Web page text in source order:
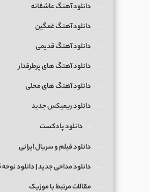
دانلود آهنگ عاشقانه
دانلود آهنگ غمگین
دانلود آهنگ قدیمی
دانلود آهنگ های پرطرفدار
دانلود آهنگ های محلی
دانلود ریمیکس جدید
دانلود پادکست
دانلود فیلم و سریال ایرانی
دانلود مداحی جدید | دانلود نوحه 1405
مقالات مرتبط با موزیک